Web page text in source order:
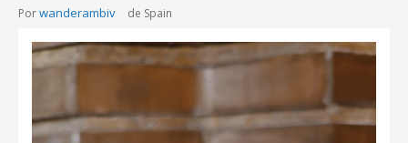
Porwanderambiv de Spain